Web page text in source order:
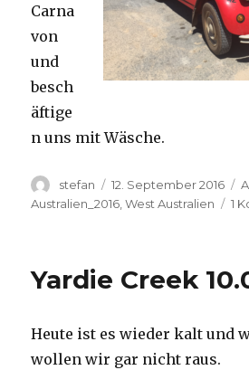
Carna
von
und
besch
äftige
n uns mit Wäsche.
Autor
stefan
Veröffentlicht
am
12. September 2016
Australien_2016 ,West Australien 1
Yardie Creek
Heute ist es wieder kalt und
wollen wir gar nicht raus.